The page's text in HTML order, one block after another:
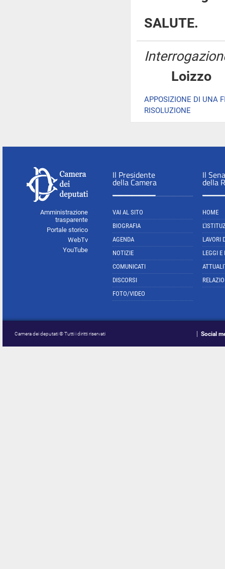
SALUTE.
APPOSIZIONE DI UNA
RISOLUZIONE
Amministrazione
trasparente
Portale storico
WebTv
YouTube
Il Presidente
della Camera
VAI AL SITO
BIOGRAFIA
AGENDA
NOTIZIE
COMUNICATI
DISCORSI
FOTO/VIDEO
Il
della
HOME
LAVORI
LEGGI E
Camera dei deputati © Tutti i diritti riservati Social